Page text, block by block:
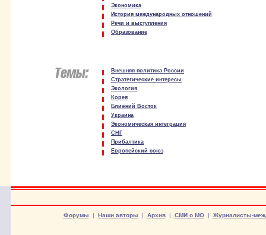
Экономика
История международных отношений
Речи и выступления
Образование
Внешняя политика России
Стратегические интересы
Экология
Корея
Ближний Восток
Украина
Экономическая интеграция
СНГ
Прибалтика
Европейский союз
Форумы | Наши авторы | Архив| СМИ о МО| Журналисты-